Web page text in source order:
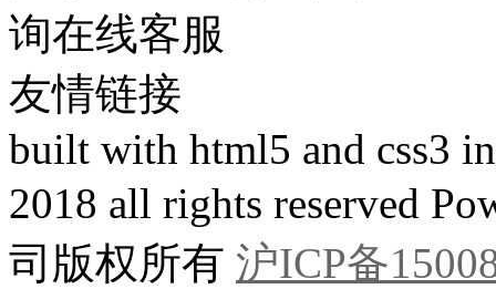
询在线客服
友情链接
built with html5 and css3
2018 all rights reserved
司版权所有 沪ICP备